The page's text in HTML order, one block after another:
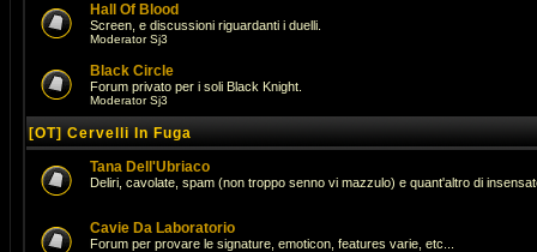
Hall Of Blood
Screen, e discussioni riguardanti i duelli.
ModeratorSj3
Black Circle
Forum privato per i soli Black Knight.
ModeratorSj3
[OT] Cervelli In Fuga
Tana Dell'Ubriaco
Deliri, cavolate, spam (non troppo senno vi mazzulo) e quant'altro di
Cavie Da Laboratorio
Forum per provare le signature, emoticon, features varie, etc...